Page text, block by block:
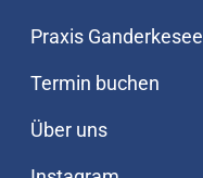
Praxis Ganderkesee
Termin buchen
Über uns